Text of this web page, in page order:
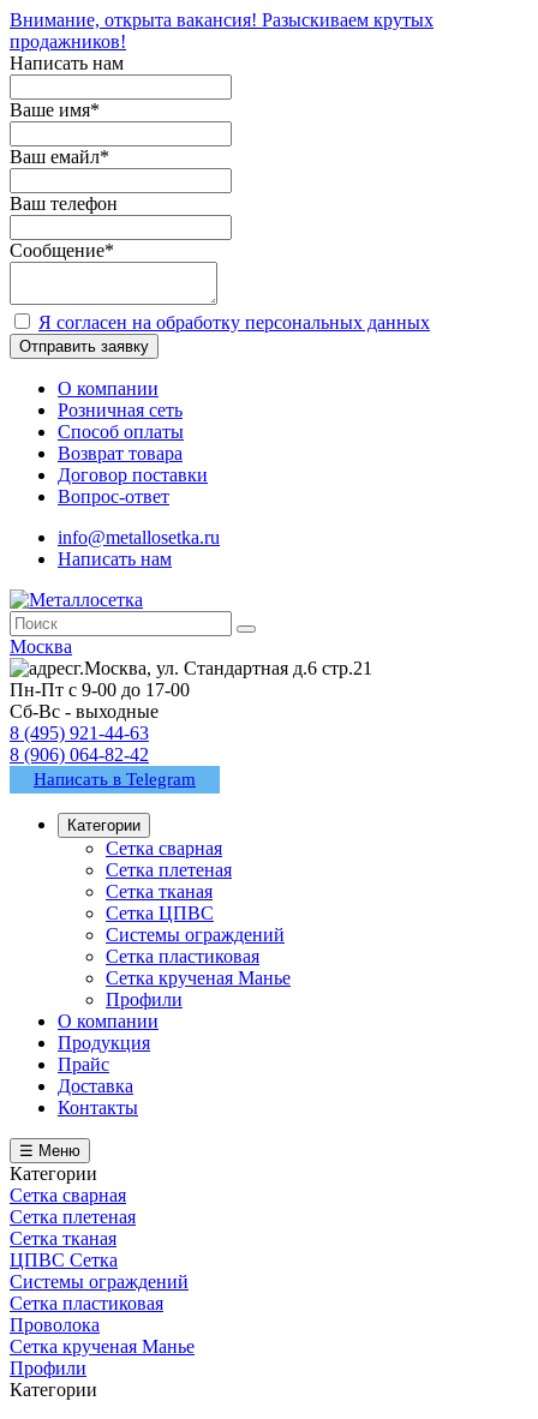
Внимание, открыта вакансия! Разыскиваем крутых
продажников!
Написать нам
Ваше имя*
Ваш емайл*
Ваш телефон
Сообщение*
Я согласен на обработку персональных данных
Отправить заявку
О компании
Розничная сеть
Способ оплаты
Возврат товара
Договор поставки
Вопрос-ответ
info@metallosetka.ru
Написать нам
Москва
г.Москва, ул. Стандартная д.6 стр.21
Пн-Пт с 9-00 до 17-00
Сб-Вс - выходные
8 (495) 921-44-63
8 (906) 064-82-42
Написать в Telegram
Категории
Сетка сварная
Сетка плетеная
Сетка тканая
Сетка ЦПВС
Системы ограждений
Сетка пластиковая
Сетка крученая Манье
Профили
О компании
Продукция
Прайс
Доставка
Контакты
☰ Меню
Категории
Сетка сварная
Сетка плетеная
Сетка тканая
ЦПВС Сетка
Системы ограждений
Сетка пластиковая
Проволока
Сетка крученая Манье
Профили
Категории